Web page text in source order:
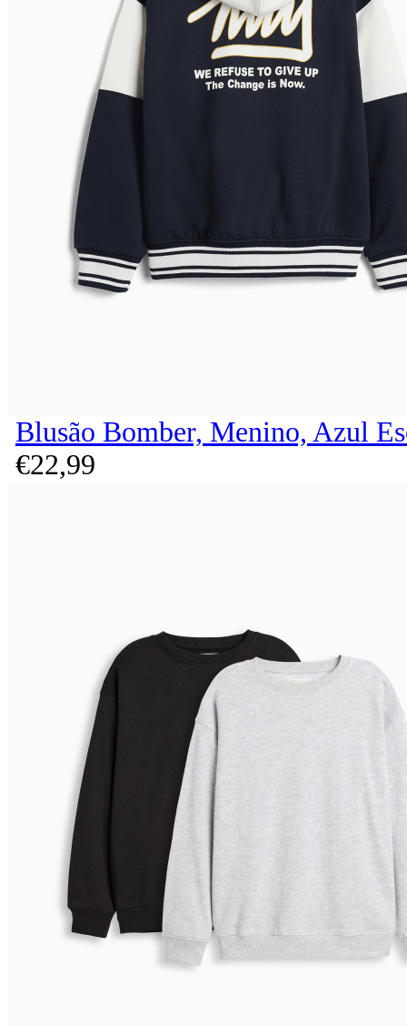
Blusão Bomber, Menino, Azul
€22,99